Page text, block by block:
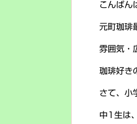
こんばん
元町珈琲
雰囲気・
珈琲好き
さて、小
中1生は